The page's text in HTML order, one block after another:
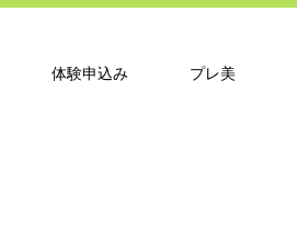
体験申込み プレ美